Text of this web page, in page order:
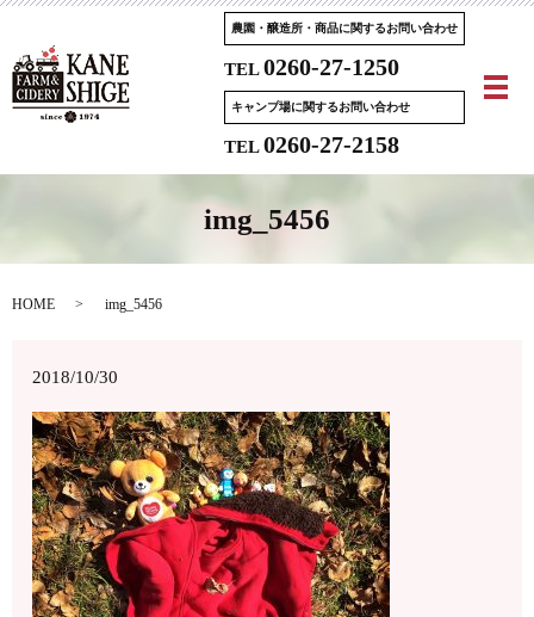
農園・醸造所・商品に関するお問い合わせ
TEL0260-27-1250
キャンプ場に関するお問い合わせ
TEL0260-27-2158
メ
img_5456
HOME img_5456
2018/10/30